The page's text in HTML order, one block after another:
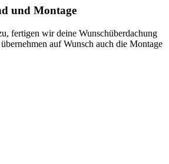
und Montage
fertigen wir deine Wunschüberdachung
auf Wunsch auch die Montage